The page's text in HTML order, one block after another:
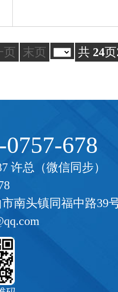
页 末页 共 24页
0757-678
许总（微信同步）
南头镇同福中路39